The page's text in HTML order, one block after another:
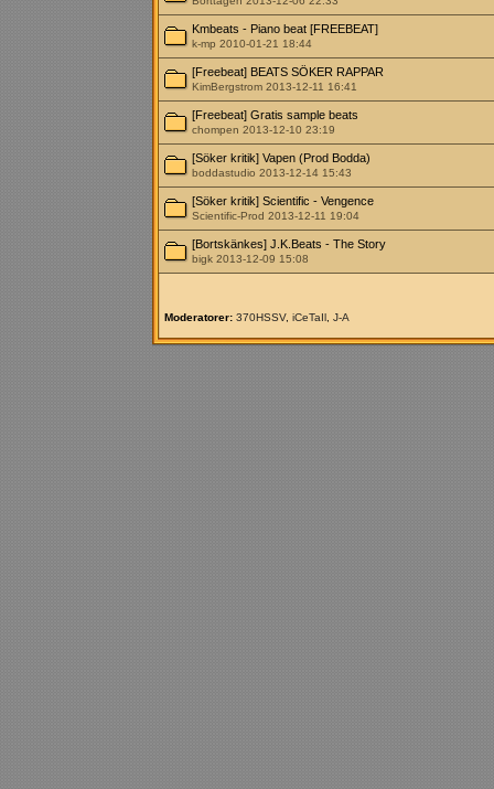
Kmbeats - Piano beat [FREEBEAT]
k-mp 2010-01-21 18:44
[Freebeat] BEATS SÖKER RAPPAR
KimBergstrom 2013-12-11 16:41
[Freebeat] Gratis sample beats
chompen 2013-12-10 23:19
[Söker kritik] Vapen (Prod Bodda)
boddastudio 2013-12-14 15:43
[Söker kritik] Scientific - Vengence
Scientific-Prod 2013-12-11 19:04
[Bortskänkes] J.K.Beats - The Story
bigk 2013-12-09 15:08
Moderatorer: 370HSSV, iCeTaIl J-A